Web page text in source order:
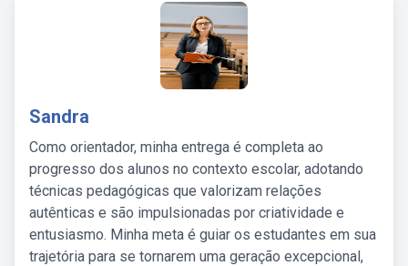
Sandra
Como orientador, minha entrega é completa ao
progresso dos alunos no contexto escolar, adotando
técnicas pedagógicas que valorizam relações
autênticas e são impulsionadas por criatividade e
entusiasmo. Minha meta é guiar os estudantes em sua
trajetória para se tornarem uma geração excepcional,